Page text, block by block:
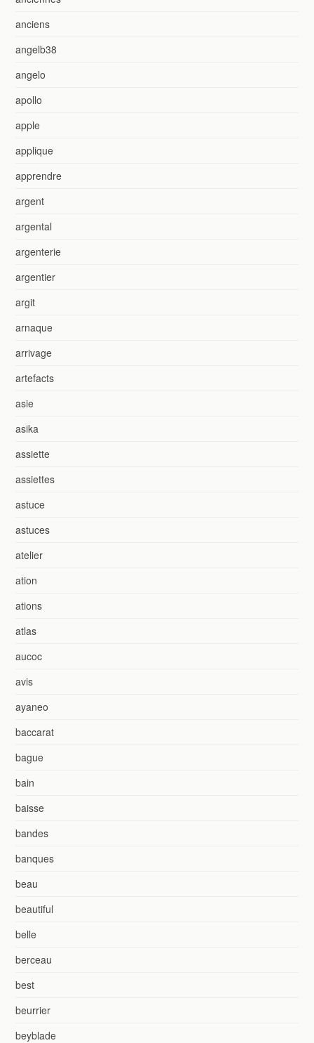
anciens
angelb38
angelo
apollo
apple
applique
apprendre
argent
argental
argenterie
argentier
argit
arnaque
arrivage
artefacts
asie
asika
assiette
assiettes
astuce
astuces
atelier
ation
ations
atlas
aucoc
avis
ayaneo
baccarat
bague
bain
baisse
bandes
banques
beau
beautiful
belle
berceau
best
beurrier
beyblade